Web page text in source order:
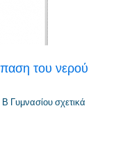
του νερού
Γυμνασίου σχετικά